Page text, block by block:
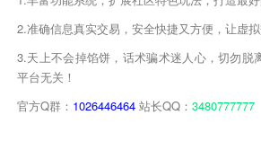
2.准确信息真实交易，安全快捷又方便，让虚拟
3.天上不会掉馅饼，话术骗术迷人心，切勿脱
平台无关！
官方Q群： 1026446464 站长QQ： 3480777777